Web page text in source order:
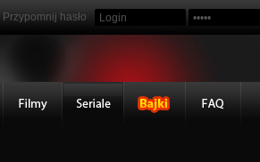
Przypomnij hasło